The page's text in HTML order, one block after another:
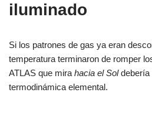
iluminado
Si los patrones de gas ya eran
temperatura terminaron de romper
ATLAS que mirahacia el Soldebería
termodinámica elemental.